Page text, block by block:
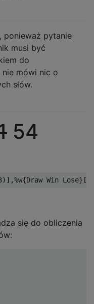
, ponieważ pytanie
musi być
do
mówi nic o
słów.
54
)],%w{Draw Win Lose}[
się do obliczenia